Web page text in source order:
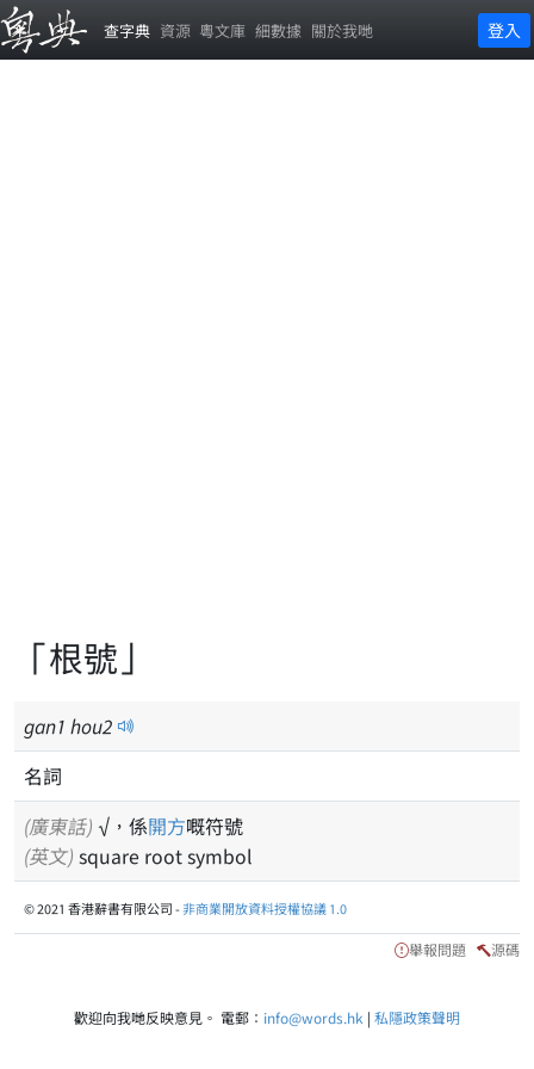
查字典 資源 粵文庫 細數據 關於我哋 登入
「根號」
gan1 hou2
名詞
(廣東話) √，係開方嘅符號
(英文) square root symbol
© 2021 香港辭書有限公司 -非商業開放資料授權協議 1.0
舉報問題 源碼
歡迎向我哋反映意見。 電郵： info@words.hk | 私隱政策聲明